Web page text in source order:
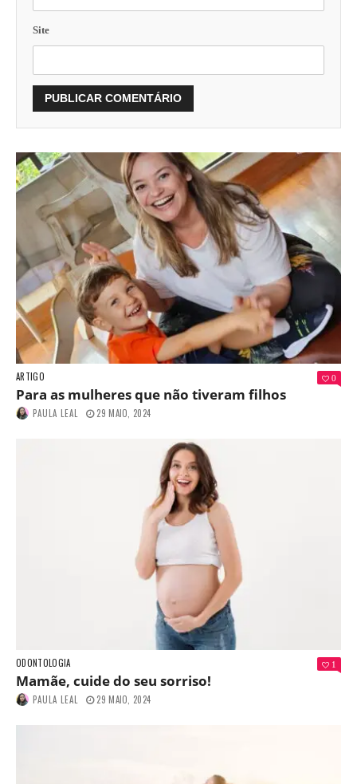
Site
ARTIGO 0
Para as mulheres que não tiveram filhos
PAULA LEAL 29 MAIO, 2024
ODONTOLOGIA 1
Mamãe, cuide do seu sorriso!
PAULA LEAL 29 MAIO, 2024